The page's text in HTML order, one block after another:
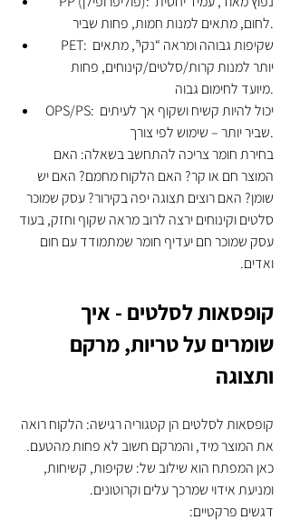
לחום, מתאים למנות חמות, פחות שביר.
PET: שקיפות גבוהה ומראה “נקי”, מתאים
יותר למנות קרות/סלטים/קינוחים, פחות
מיועד לחימום גבוה.
OPS/PS: יכול להיות קשיח ושקוף אך לעיתים
שביר יותר – שימוש לפי צורך.
בחירת חומר צריכה להתחשב בשאלה: האם
המוצר חם או קר? האם הלקוח מחמם? האם יש
שומן? האם רוצים תצוגה יפה בקירור? עסק שמוכר
סלטים וקינוחים ירצה לרוב מראה שקוף וחזק, בעוד
עסק שמוכר חם יעדיף חומר שמתמודד עם חום
ואדים.
קופסאות לסלטים - איך
שומרים על טריות, מרקם
ותצוגה
קופסאות לסלטים הן קטגוריה רגישה: הלקוח רואה
את המוצר מיד, והמרקם חשוב לא פחות מהטעם.
כאן המפתח הוא שילוב של: שקיפות, קשיחות,
ומניעת אידוי שמרכך עלים וקרוטונים.
דגשים פרקטיים: